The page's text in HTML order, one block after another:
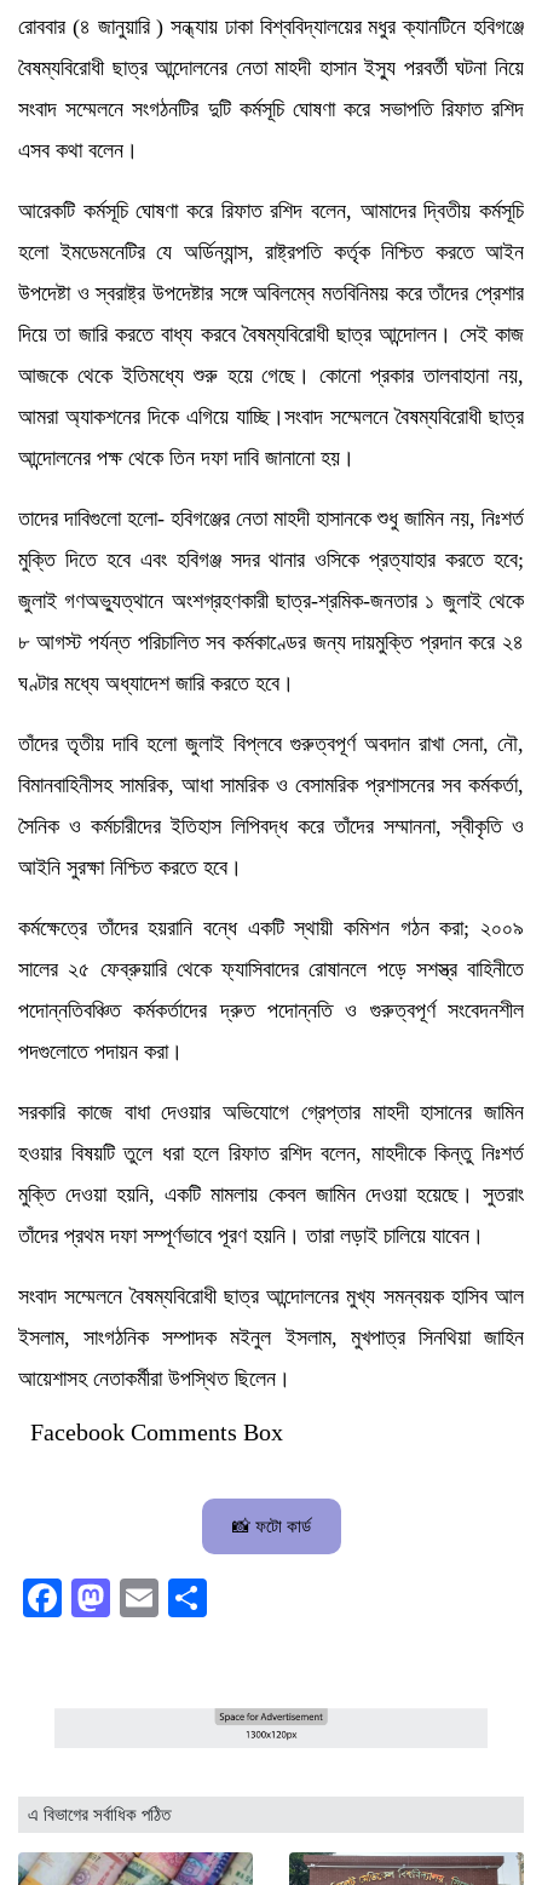
রোববার (৪ জানুয়ারি ) সন্ধ্যায় ঢাকা বিশ্ববিদ্যালয়ের মধুর ক্যানটিনে হবিগঞ্জে
বৈষম্যবিরোধী ছাত্র আন্দোলনের নেতা মাহদী হাসান ইস্যু পরবর্তী ঘটনা নিয়ে
সংবাদ সম্মেলনে সংগঠনটির দুটি কর্মসূচি ঘোষণা করে সভাপতি রিফাত রশিদ
এসব কথা বলেন।
আরেকটি কর্মসূচি ঘোষণা করে রিফাত রশিদ বলেন, আমাদের দ্বিতীয় কর্মসূচি
হলো ইমডেমনেটির যে অর্ডিন্যান্স, রাষ্ট্রপতি কর্তৃক নিশ্চিত করতে আইন
উপদেষ্টা ও স্বরাষ্ট্র উপদেষ্টার সঙ্গে অবিলম্বে মতবিনিময় করে তাঁদের প্রেশার
দিয়ে তা জারি করতে বাধ্য করবে বৈষম্যবিরোধী ছাত্র আন্দোলন। সেই কাজ
আজকে থেকে ইতিমধ্যে শুরু হয়ে গেছে। কোনো প্রকার তালবাহানা নয়,
আমরা অ্যাকশনের দিকে এগিয়ে যাচ্ছি।সংবাদ সম্মেলনে বৈষম্যবিরোধী ছাত্র
আন্দোলনের পক্ষ থেকে তিন দফা দাবি জানানো হয়।
তাদের দাবিগুলো হলো- হবিগঞ্জের নেতা মাহদী হাসানকে শুধু জামিন নয়, নিঃশর্ত
মুক্তি দিতে হবে এবং হবিগঞ্জ সদর থানার ওসিকে প্রত্যাহার করতে হবে;
জুলাই গণঅভ্যুত্থানে অংশগ্রহণকারী ছাত্র-শ্রমিক-জনতার ১ জুলাই থেকে
৮ আগস্ট পর্যন্ত পরিচালিত সব কর্মকাণ্ডের জন্য দায়মুক্তি প্রদান করে ২৪
ঘণ্টার মধ্যে অধ্যাদেশ জারি করতে হবে।
তাঁদের তৃতীয় দাবি হলো জুলাই বিপ্লবে গুরুত্বপূর্ণ অবদান রাখা সেনা, নৌ,
বিমানবাহিনীসহ সামরিক, আধা সামরিক ও বেসামরিক প্রশাসনের সব কর্মকর্তা,
সৈনিক ও কর্মচারীদের ইতিহাস লিপিবদ্ধ করে তাঁদের সম্মাননা, স্বীকৃতি ও
আইনি সুরক্ষা নিশ্চিত করতে হবে।
কর্মক্ষেত্রে তাঁদের হয়রানি বন্ধে একটি স্থায়ী কমিশন গঠন করা; ২০০৯
সালের ২৫ ফেব্রুয়ারি থেকে ফ্যাসিবাদের রোষানলে পড়ে সশস্ত্র বাহিনীতে
পদোন্নতিবঞ্চিত কর্মকর্তাদের দ্রুত পদোন্নতি ও গুরুত্বপূর্ণ সংবেদনশীল
পদগুলোতে পদায়ন করা।
সরকারি কাজে বাধা দেওয়ার অভিযোগে গ্রেপ্তার মাহদী হাসানের জামিন
হওয়ার বিষয়টি তুলে ধরা হলে রিফাত রশিদ বলেন, মাহদীকে কিন্তু নিঃশর্ত
মুক্তি দেওয়া হয়নি, একটি মামলায় কেবল জামিন দেওয়া হয়েছে। সুতরাং
তাঁদের প্রথম দফা সম্পূর্ণভাবে পূরণ হয়নি। তারা লড়াই চালিয়ে যাবেন।
সংবাদ সম্মেলনে বৈষম্যবিরোধী ছাত্র আন্দোলনের মুখ্য সমন্বয়ক হাসিব আল
ইসলাম, সাংগঠনিক সম্পাদক মইনুল ইসলাম, মুখপাত্র সিনথিয়া জাহিন
আয়েশাসহ নেতাকর্মীরা উপস্থিত ছিলেন।
Facebook Comments Box
📸 ফটো কার্ড
Facebook
Mastodon
Email
এ বিভাগের সর্বাধিক পঠিত